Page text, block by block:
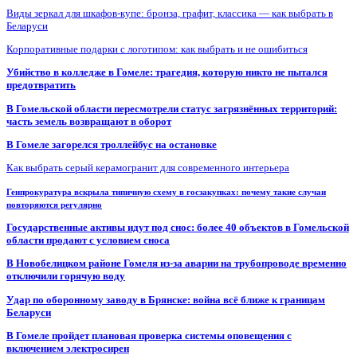
Виды зеркал для шкафов-купе: бронза, графит, классика — как выбрать в
Беларуси
Корпоративные подарки с логотипом: как выбрать и не ошибиться
Убийство в колледже в Гомеле: трагедия, которую никто не пытался
предотвратить
В Гомельской области пересмотрели статус загрязнённых территорий:
часть земель возвращают в оборот
В Гомеле загорелся троллейбус на остановке
Как выбрать серый керамогранит для современного интерьера
Генпрокуратура вскрыла типичную схему в госзакупках: почему такие случаи
повторяются регулярно
Государственные активы идут под снос: более 40 объектов в Гомельской
области продают с условием сноса
В Новобелицком районе Гомеля из-за аварии на трубопроводе временно
отключили горячую воду
Удар по оборонному заводу в Брянске: война всё ближе к границам
Беларуси
В Гомеле пройдет плановая проверка системы оповещения с
включением электросирен